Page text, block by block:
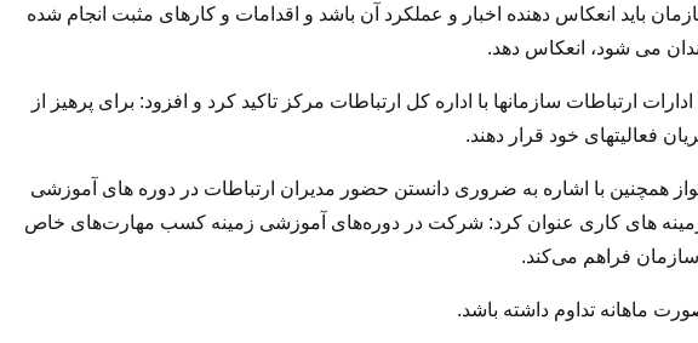
باید انعکاس دهنده اخبار و عملکرد آن باشد و اقدامات و کارهای مثبت انجام شده
می شود، انعکاس دهد.
ارتباطات سازمانها با اداره کل ارتباطات مرکز تاکید کرد و افزود: برای پرهیز از
فعالیتهای خود قرار دهند.
همچنین با اشاره به ضروری دانستن حضور مدیران ارتباطات در دوره های آموزشی
زمینه های کاری عنوان کرد: شرکت در دوره‌های آموزشی زمینه کسب مهارت‌های خاص
سازمان فراهم می‌کند.
ماهانه تداوم داشته باشد.